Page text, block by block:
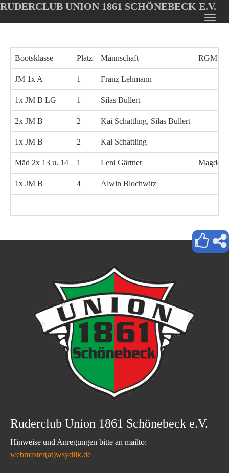
Oops, an error occurred! Code: 20260808083531f32970ae
RUDERCLUB UNION 1861 SCHÖNEBECK E.V.
Bootsklasse Platz Mannschaft RGM
JM 1x A 1 Franz Lehmann
1x JM B LG 1 Silas Bullert
2x JM B 2 Kai Schattling, Silas Bullert
1x JM B 2 Kai Schattling
Mäd 2x 13 u. 14 1 Leni Gärtner
1x JM B 4 Alwin Blochwitz
Ruderclub Union 1861 Schönebeck e.V.
Hinweise und Anregungen bitte an mailto:
webmaster(at)wsydlik.de